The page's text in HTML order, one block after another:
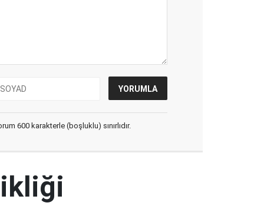
600 karakterle (boşluklu) sınırlıdır.